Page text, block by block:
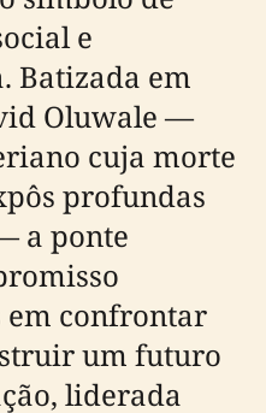
e
Batizada em
Oluwale —
cuja morte
profundas
a ponte
em confrontar
um futuro
liderada